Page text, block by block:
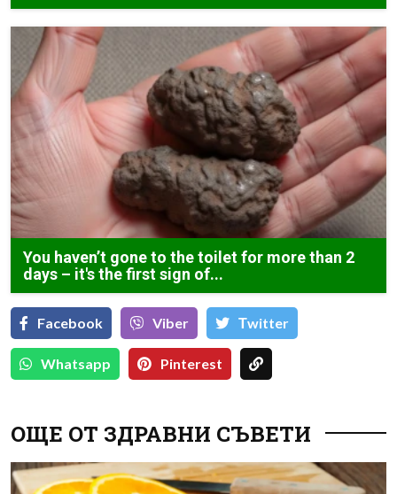
You haven’t gone to the toilet for more than 2
days – it's the first sign of...
Facebook Viber Тwitter
Whatsapp Pinterest
ОЩЕ ОТ ЗДРАВНИ СЪВЕТИ